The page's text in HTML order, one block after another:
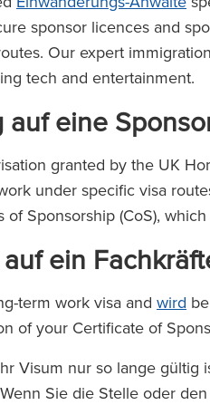
sponsor licences and
Our expert
tech and entertainment.
eine
granted by the UK
under specific visa
Sponsorship (CoS),
ein
term work visa and wird
of your Certificate of
Visum nur so lange
Sie die Stelle oder